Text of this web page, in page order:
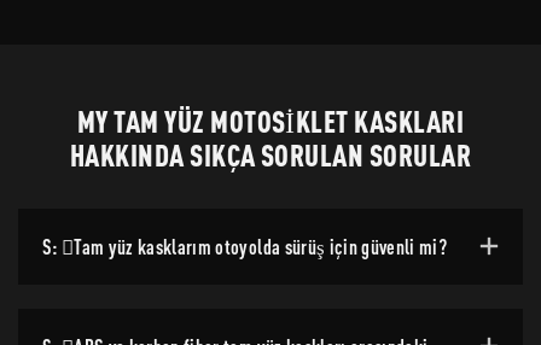
MY TAM YÜZ MOTOSIKLET KASKLARI
HAKKINDA SIKÇA SORULAN SORULAR
S: Tam yüz kasklarım otoyolda sürüş için güvenli mi?